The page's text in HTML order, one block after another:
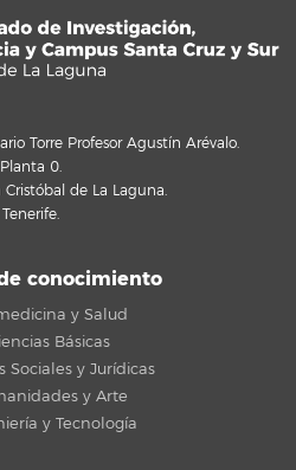
Torre Profesor Agustín Arévalo.
Planta 0.
Cristóbal de La Laguna.
Tenerife.
conocimiento
y Salud
Básicas
Sociales y Jurídicas
y Arte
y Tecnología